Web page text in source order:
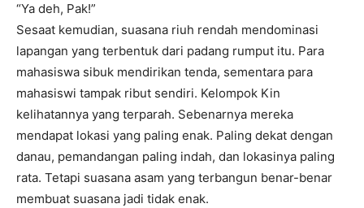
“Ya deh, Pak!”
Sesaat kemudian, suasana riuh rendah mendominasi
lapangan yang terbentuk dari padang rumput itu. Para
mahasiswa sibuk mendirikan tenda, sementara para
mahasiswi tampak ribut sendiri. Kelompok Kin
kelihatannya yang terparah. Sebenarnya mereka
mendapat lokasi yang paling enak. Paling dekat dengan
danau, pemandangan paling indah, dan lokasinya paling
rata. Tetapi suasana asam yang terbangun benar-benar
membuat suasana jadi tidak enak.